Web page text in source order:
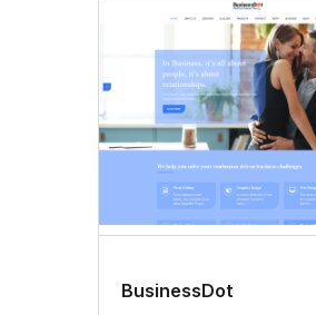
BusinessDot